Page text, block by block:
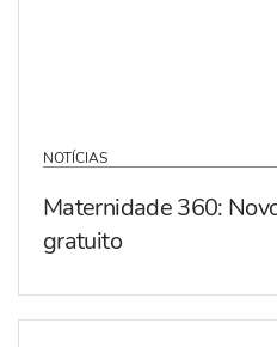
NOTÍCIAS
Maternidade 360:
gratuito